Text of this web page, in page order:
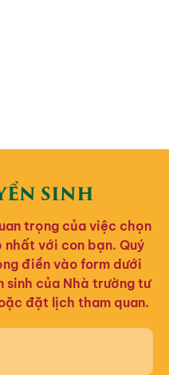
SINH
trọng của việc chọn
với con bạn. Quý
điền vào form dưới
sinh của Nhà trường tư
đặt lịch tham quan.